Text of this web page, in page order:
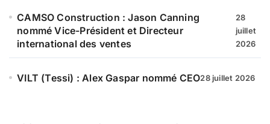
CAMSO Construction : Jason Canning
nommé Vice-Président et Directeur
international des ventes
28
juillet
2026
VILT (Tessi) : Alex Gaspar nommé CEO28 juillet 2026